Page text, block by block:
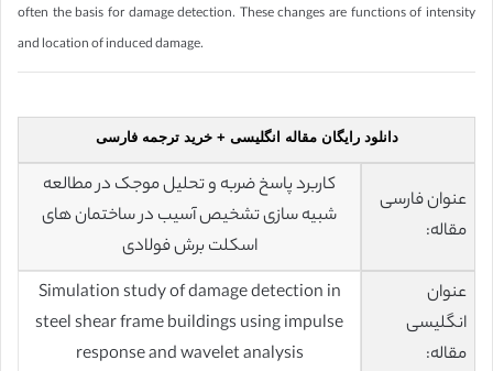
often the basis for damage detection. These changes are functions of intensity
and location of induced damage.
دانلود رایگان مقاله انگلیسی + خرید ترجمه فارسی
عنوان فارسی
مقاله:
کاربرد پاسخ ضربه و تحلیل موجک در مطالعه
شبیه سازی تشخیص آسیب در ساختمان های
اسکلت برش فولادی
عنوان
انگلیسی
مقاله:
Simulation study of damage detection in
steel shear frame buildings using impulse
response and wavelet analysis